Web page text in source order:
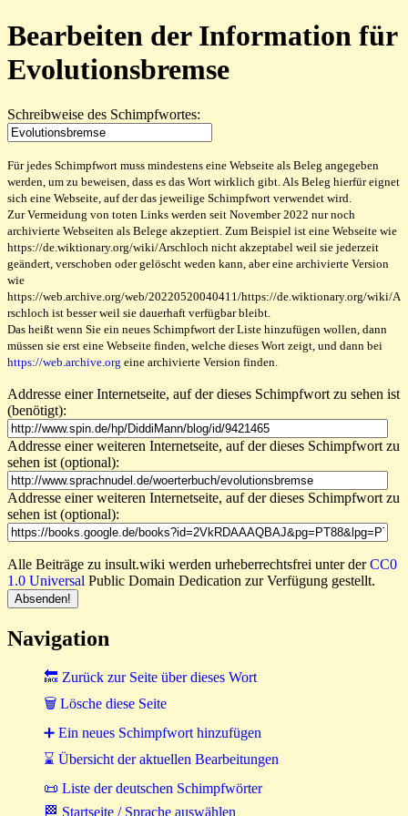
Bearbeiten der Information für
Evolutionsbremse
Schreibweise des Schimpfwortes:
Für jedes Schimpfwort muss mindestens eine Webseite als Beleg angegeben
werden, um zu beweisen, dass es das Wort wirklich gibt. Als Beleg hierfür eignet
sich eine Webseite, auf der das jeweilige Schimpfwort verwendet wird.
Zur Vermeidung von toten Links werden seit November 2022 nur noch
archivierte Webseiten als Belege akzeptiert. Zum Beispiel ist eine Webseite wie
https://de.wiktionary.org/wiki/Arschloch nicht akzeptabel weil sie jederzeit
geändert, verschoben oder gelöscht weden kann, aber eine archivierte Version
wie
https://web.archive.org/web/20220520040411/https://de.wiktionary.org/wiki/A
rschloch ist besser weil sie dauerhaft verfügbar bleibt.
Das heißt wenn Sie ein neues Schimpfwort der Liste hinzufügen wollen, dann
müssen sie erst eine Webseite finden, welche dieses Wort zeigt, und dann bei
https://web.archive.org eine archivierte Version finden.
Addresse einer Internetseite, auf der dieses Schimpfwort zu sehen ist
(benötigt):
Addresse einer weiteren Internetseite, auf der dieses Schimpfwort zu
sehen ist (optional):
Addresse einer weiteren Internetseite, auf der dieses Schimpfwort zu
sehen ist (optional):
Alle Beiträge zu insult.wiki werden urheberrechtsfrei unter derCC0
1.0 Universal Public Domain Dedication zur Verfügung gestellt.
Navigation
🔙 Zurück zur Seite über dieses Wort
🗑 Lösche diese Seite
➕ Ein neues Schimpfwort hinzufügen
⌛ Übersicht der aktuellen Bearbeitungen
📜 Liste der deutschen Schimpfwörter
🏁 Startseite / Sprache auswählen